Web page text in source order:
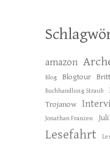
amazon
Blog Blogtour
Buchhandlung Straub
Trojanow
Jonathan Franzen
Lesefahrt